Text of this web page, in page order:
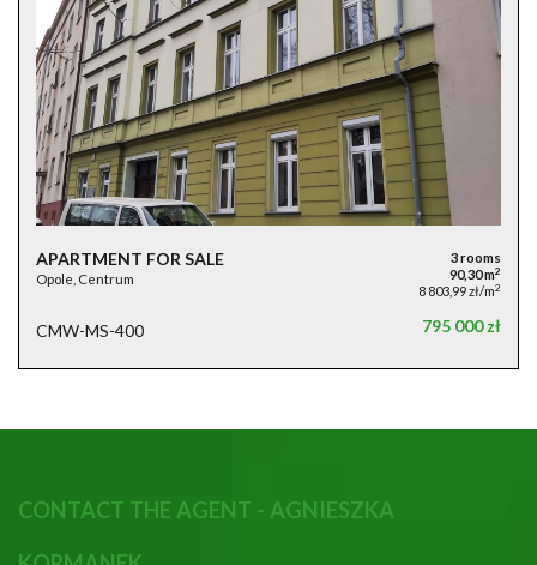
APARTMENT FOR SALE
Opole, Centrum
3 rooms
90,30 m2
8 803,99 zł/m2
CMW-MS-400 795 000 zł
CONTACT THE AGENT - AGNIESZKA